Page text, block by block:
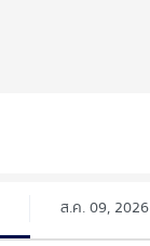
ส.ค. 09, 2026